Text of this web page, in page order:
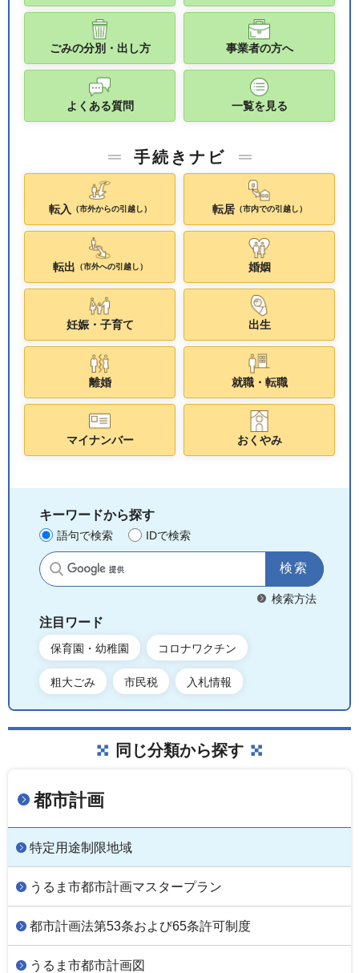
ごみの分別・出し方 事業者の方へ
よくある質問 一覧を見る
手続きナビ
転入 （市外からの引越し） 転居（市内での引越し）
転出 （市外への引越し） 婚姻
妊娠・子育て 出生
離婚 就職・転職
マイナンバー おくやみ
キーワードから探す
語句で検索 IDで検索
サイト内検索
検索方法
注目ワード
保育園・幼稚園 コロナワクチン
粗大ごみ 市民税 入札情報
同じ分類から探す
都市計画
特定用途制限地域
うるま市都市計画マスタープラン
都市計画法第53条および65条許可制度
うるま市都市計画図